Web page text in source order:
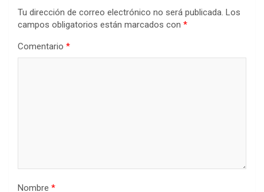
Tu dirección de correo electrónico no será publicada. Los
campos obligatorios están marcados con *
Comentario *
Nombre *